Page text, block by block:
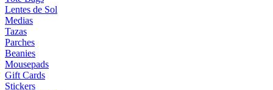
Lentes de Sol
Medias
Tazas
Parches
Beanies
Mousepads
Gift Cards
Stickers